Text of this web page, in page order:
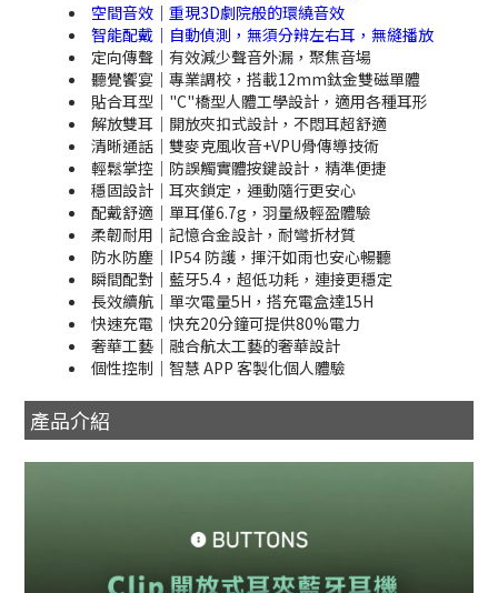
空間音效｜重現3D劇院般的環繞音效
智能配戴｜自動偵測，無須分辨左右耳，無縫播放
定向傳聲｜有效減少聲音外漏，聚焦音場
聽覺饗宴｜專業調校，搭載12mm鈦金雙磁單體
貼合耳型｜"C"橋型人體工學設計，適用各種耳形
解放雙耳｜開放夾扣式設計，不悶耳超舒適
清晰通話｜雙麥克風收音+VPU骨傳導技術
輕鬆掌控｜防誤觸實體按鍵設計，精準便捷
穩固設計｜耳夾鎖定，運動隨行更安心
配戴舒適｜單耳僅6.7g，羽量級輕盈體驗
柔韌耐用｜記憶合金設計，耐彎折材質
防水防塵｜IP54 防護，揮汗如雨也安心暢聽
瞬間配對｜藍牙5.4，超低功耗，連接更穩定
長效續航｜單次電量5H，搭充電盒達15H
快速充電｜快充20分鐘可提供80%電力
奢華工藝｜融合航太工藝的奢華設計
個性控制｜智慧 APP 客製化個人體驗
產品介紹